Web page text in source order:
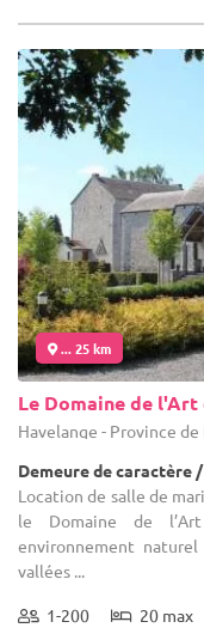
... 25 km
Le Domaine de
Havelange - Province de
Demeure de caractère
Location de salle de
le Domaine de
environnement naturel
vallées ...
1-200 20 max